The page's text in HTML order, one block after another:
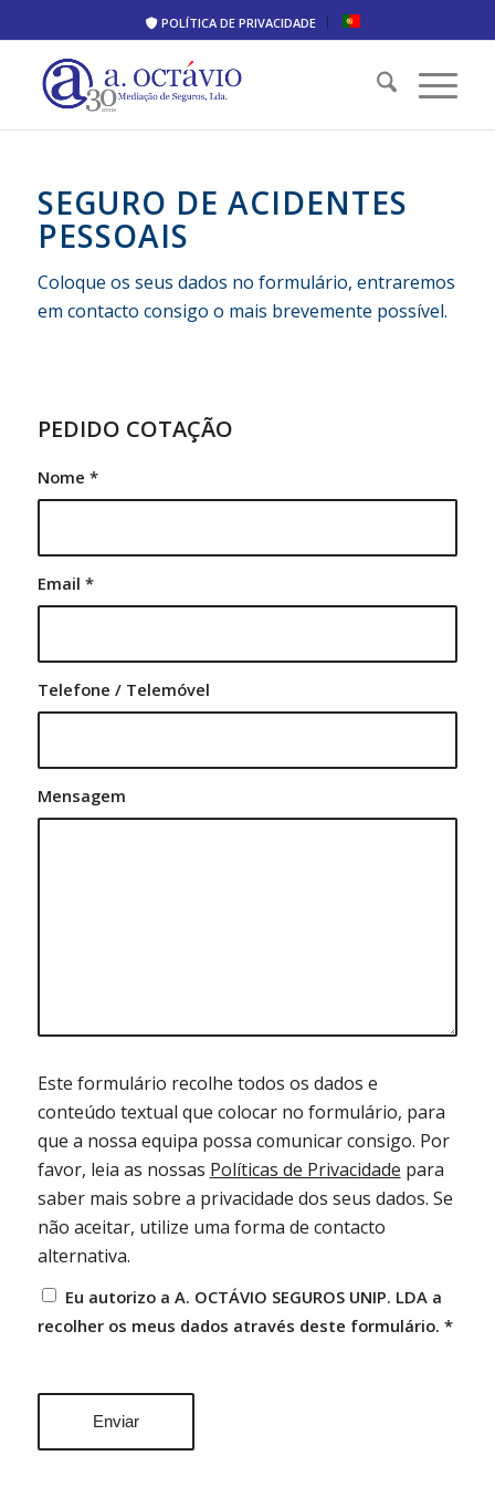
POLÍTICA DE PRIVACIDADE
SEGURO DE ACIDENTES
PESSOAIS
Coloque os seus dados no formulário, entraremos
em contacto consigo o mais brevemente possível.
PEDIDO COTAÇÃO
Nome *
Email *
Telefone / Telemóvel
Mensagem
Este formulário recolhe todos os dados e
conteúdo textual que colocar no formulário, para
que a nossa equipa possa comunicar consigo. Por
favor, leia as nossas Políticas de Privacidade para
saber mais sobre a privacidade dos seus dados. Se
não aceitar, utilize uma forma de contacto
alternativa.
Eu autorizo a A. OCTÁVIO SEGUROS UNIP. LDA a
recolher os meus dados através deste formulário. *